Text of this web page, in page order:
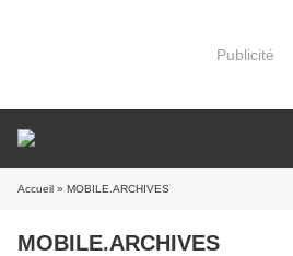
Publicité
Accueil » MOBILE.ARCHIVES
MOBILE.ARCHIVES